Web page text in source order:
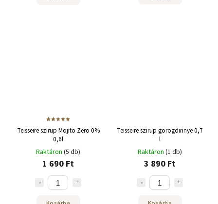
Teisseire szirup Mojito Zero 0%
0,6l
Raktáron (5 db)
1 690 Ft
Teisseire szirup görögdinnye 0,7
l
Raktáron (1 db)
3 890 Ft